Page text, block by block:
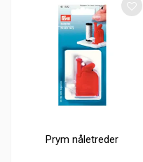
Prym nåletreder